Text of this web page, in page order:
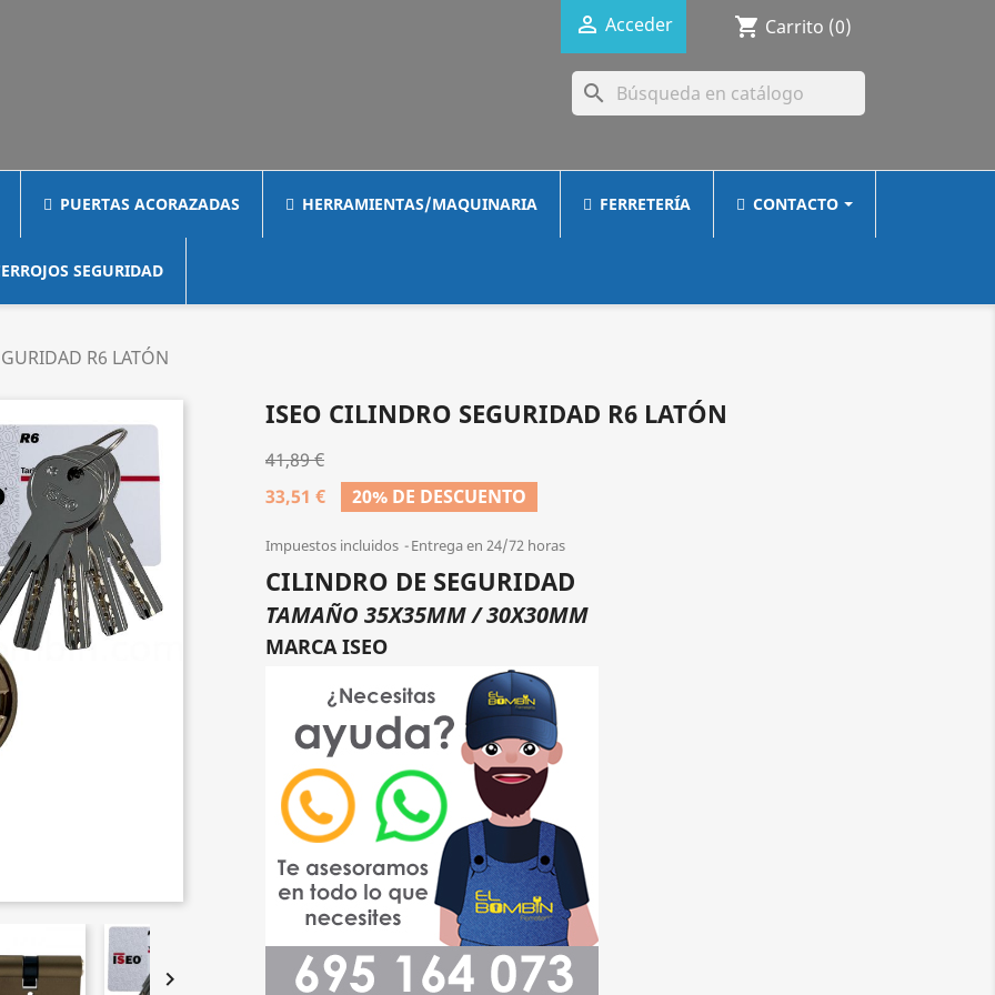
 Acceder shopping_cart Carrito (0)
search
PUERTAS ACORAZADAS HERRAMIENTAS/MAQUINARIA FERRETERÍA CONTACTO
SEGURIDAD
R6 LATÓN

ISEO CILINDRO SEGURIDAD R6 LATÓN
41,89 €
33,51 €
20% DE DESCUENTO
Impuestos incluidos Entrega en 24/72 horas
CILINDRO DE SEGURIDAD
TAMAÑO 35X35MM / 30X30MM
MARCA ISEO